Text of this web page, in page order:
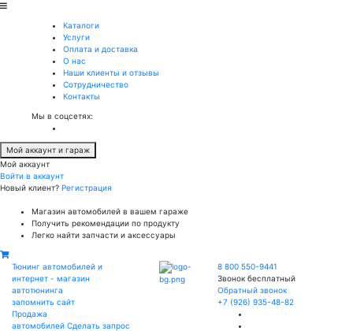
Каталоги
Услуги
Оплата и доставка
О нас
Наши клиенты и отзывы
Сотрудничество
Контакты
Мы в соцсетях:
Мой аккаунт и гараж
Мой аккаунт
Войти в аккаунт
Новый клиент? Регистрация
Магазин автомобилей в вашем гараже
Получить рекомендации по продукту
Легко найти запчасти и аксессуары
Тюнинг автомобилей и
интернет - магазин
автотюнинга
запомнить сайт
Продажа
автомобилей Сделать запрос
8 800 550-9441
Звонок бесплатный
Обратный звонок
+7 (926) 935-48-82